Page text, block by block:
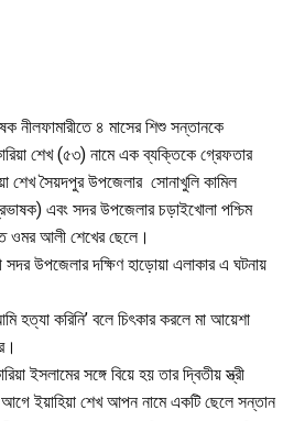
নীলফামারীতে ৪ মাসের শিশু সন্তানকে
শেখ (৫৩) নামে এক ব্যক্তিকে গ্রেফতার
শেখ সৈয়দপুর উপজেলার সোনাখুলি কামিল
এবং সদর উপজেলার চড়াইখোলা পশ্চিম
ওমর আলী শেখের ছেলে।
সদর উপজেলার দক্ষিণ হাড়োয়া এলাকার এ ঘটনায়
হত্যা করিনি’ বলে চিৎকার করলে মা আয়েশা
ইসলামের সঙ্গে বিয়ে হয় তার দ্বিতীয় স্ত্রী
আগে ইয়াহিয়া শেখ আপন নামে একটি ছেলে সন্তান